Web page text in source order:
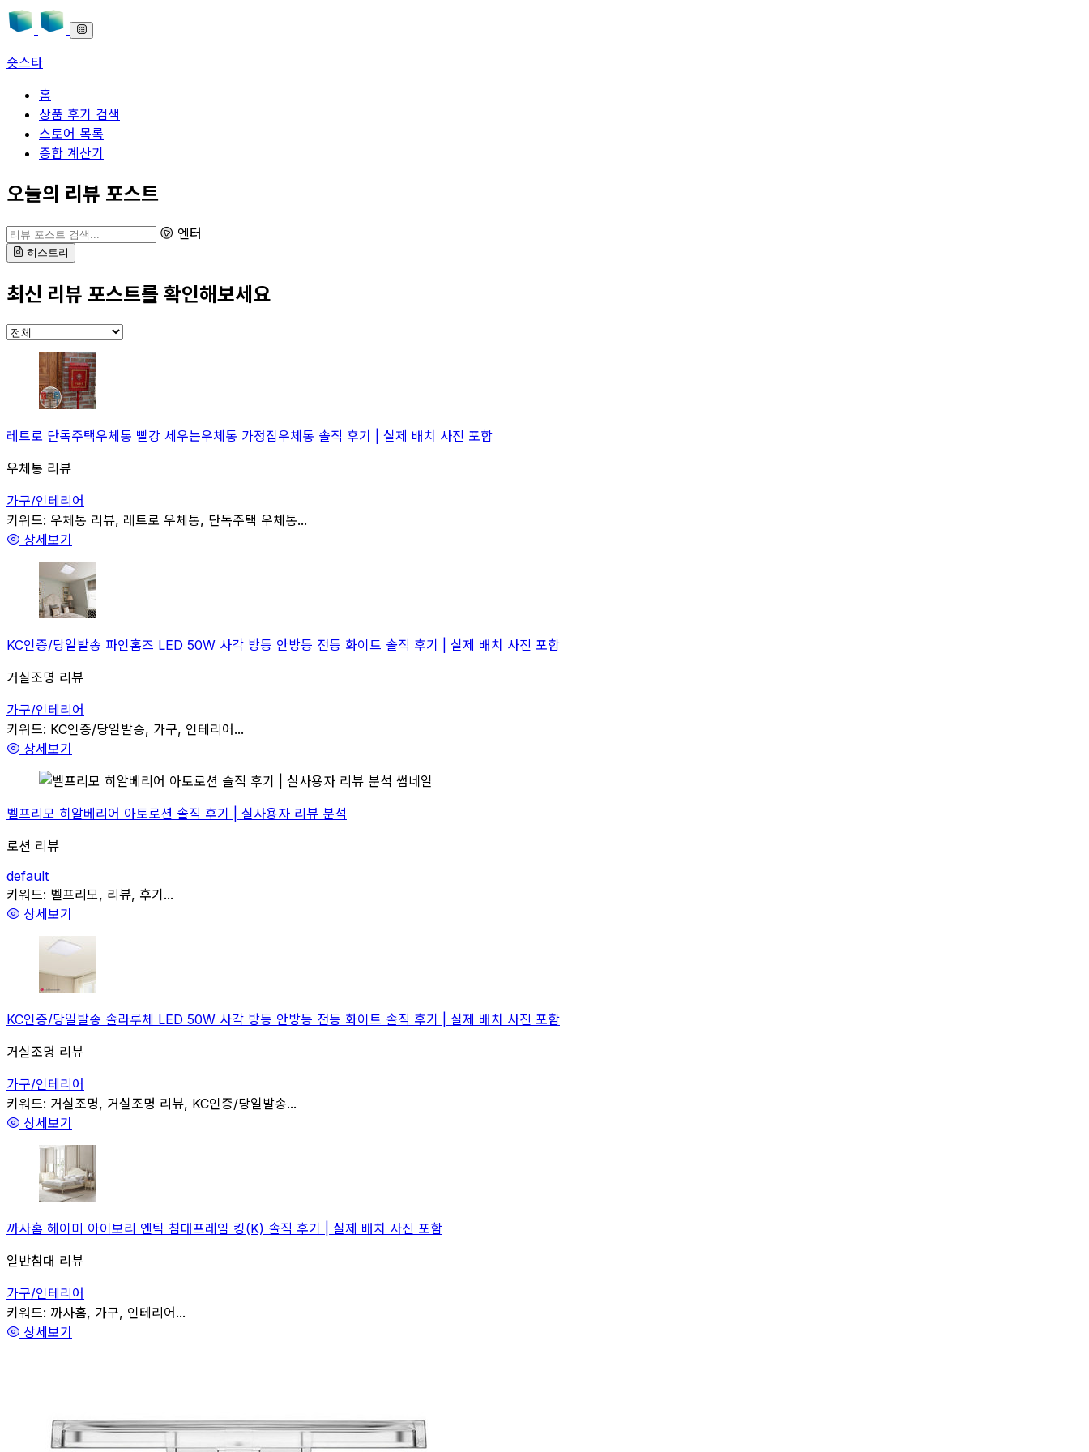
숏스타
홈
상품 후기 검색
스토어 목록
종합 계산기
본문으로 바로가기
오늘의 리뷰 포스트
리뷰 포스트 검색 엔터
히스토리
최신 리뷰 포스트를 확인해보세요
카테고리 선택
레트로 단독주택우체통 빨강 세우는우체통 가정집우체통 솔직 후기 | 실제 배치 사진 포함
우체통 리뷰
가구/인테리어
관련
키워드: 우체통 리뷰, 레트로 우체통, 단독주택 우체통...
상세보기
KC인증/당일발송 파인홈즈 LED 50W 사각 방등 안방등 전등 화이트 솔직 후기 | 실제 배치 사진 포함
거실조명 리뷰
가구/인테리어
관련
키워드: KC인증/당일발송, 가구, 인테리어...
상세보기
벨프리모 히알베리어 아토로션 솔직 후기 | 실사용자 리뷰 분석
로션 리뷰
default
관련
키워드: 벨프리모, 리뷰, 후기...
상세보기
KC인증/당일발송 솔라루체 LED 50W 사각 방등 안방등 전등 화이트 솔직 후기 | 실제 배치 사진 포함
거실조명 리뷰
가구/인테리어
관련
키워드: 거실조명, 거실조명 리뷰, KC인증/당일발송...
상세보기
까사홈 헤이미 아이보리 엔틱 침대프레임 킹(K) 솔직 후기 | 실제 배치 사진 포함
일반침대 리뷰
가구/인테리어
관련
키워드: 까사홈, 가구, 인테리어...
상세보기